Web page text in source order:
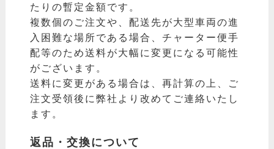
たりの暫定金額です。
複数個のご注文や、配送先が大型車両の進
入困難な場所である場合、チャーター便手
配等のため送料が大幅に変更になる可能性
がございます。
送料に変更がある場合は、再計算の上、ご
注文受領後に弊社より改めてご連絡いたし
ます。
返品・交換について